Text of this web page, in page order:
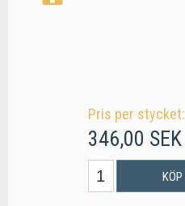
Pris per stycket:
346,00 SEK
KÖP